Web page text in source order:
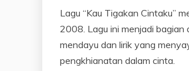
Lagu “Kau Tigakan Cintaku”
2008. Lagu ini menjadi bagian
mendayu dan lirik yang
pengkhianatan dalam cinta.